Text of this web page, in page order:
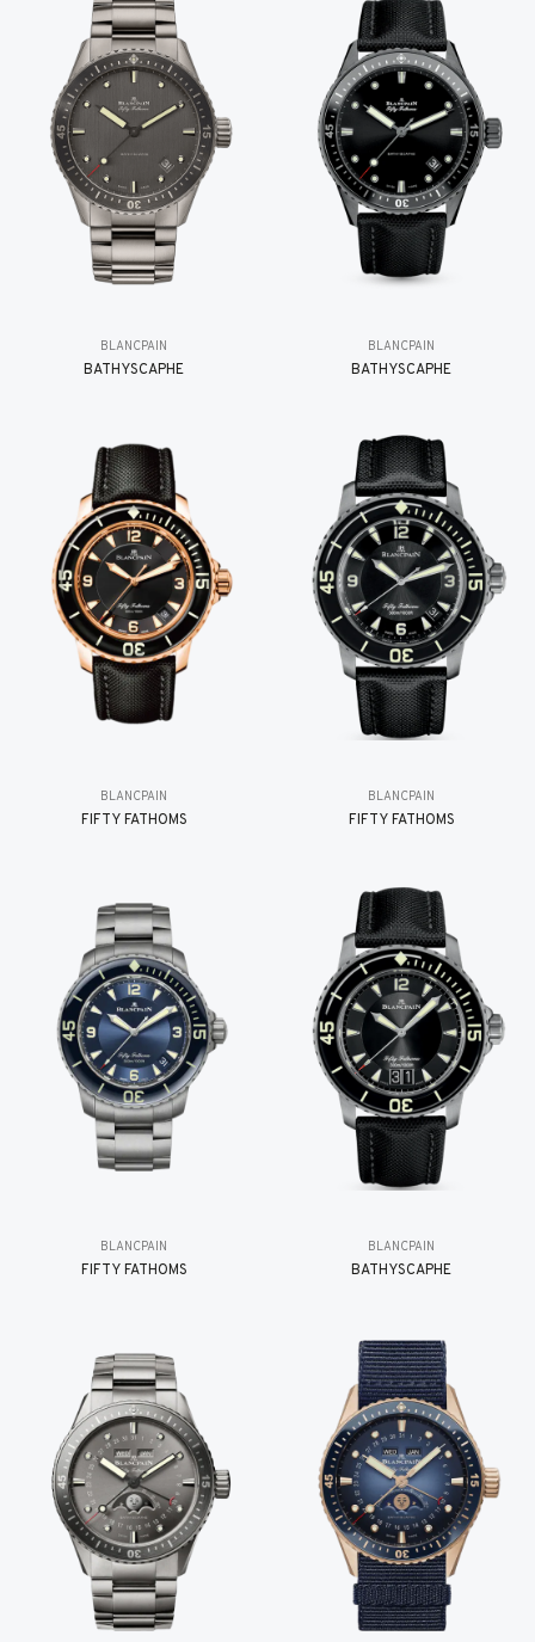
BLANCPAIN
BATHYSCAPHE
BLANCPAIN
BATHYSCAPHE
BLANCPAIN
FIFTY FATHOMS
BLANCPAIN
FIFTY FATHOMS
BLANCPAIN
FIFTY FATHOMS
BLANCPAIN
BATHYSCAPHE